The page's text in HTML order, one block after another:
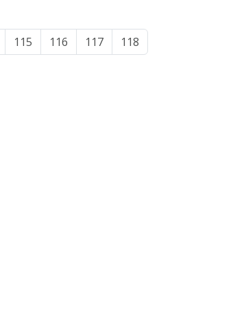
115 116 117 118